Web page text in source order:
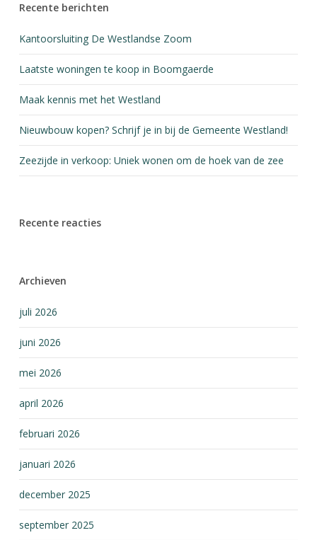
Recente berichten
Kantoorsluiting De Westlandse Zoom
Laatste woningen te koop in Boomgaerde
Maak kennis met het Westland
Nieuwbouw kopen? Schrijf je in bij de Gemeente Westland!
Zeezijde in verkoop: Uniek wonen om de hoek van de zee
Recente reacties
Archieven
juli 2026
juni 2026
mei 2026
april 2026
februari 2026
januari 2026
december 2025
september 2025